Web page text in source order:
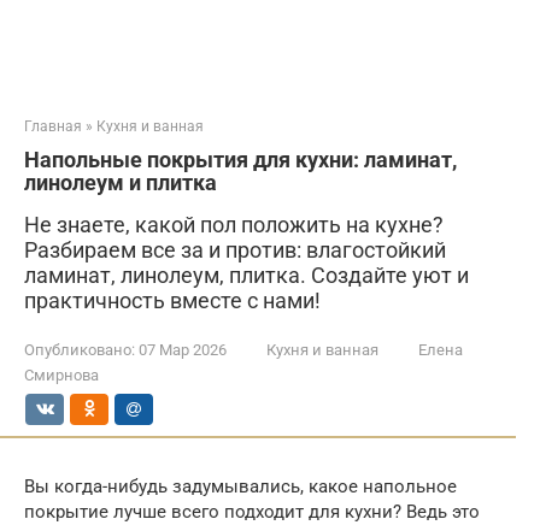
Главная » Кухня и ванная
Напольные покрытия для кухни: ламинат,
линолеум и плитка
Не знаете, какой пол положить на кухне?
Разбираем все за и против: влагостойкий
ламинат, линолеум, плитка. Создайте уют и
практичность вместе с нами!
Опубликовано: 07 Мар 2026 Кухня и ванная
Елена
Смирнова
Вы когда-нибудь задумывались, какое напольное
покрытие лучше всего подходит для кухни? Ведь это